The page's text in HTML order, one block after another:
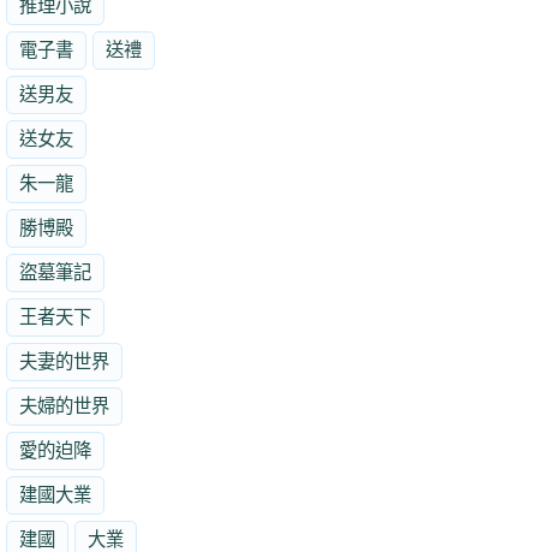
推理小說
電子書 送禮
送男友
送女友
朱一龍
勝博殿
盜墓筆記
王者天下
夫妻的世界
夫婦的世界
愛的迫降
建國大業
建國 大業